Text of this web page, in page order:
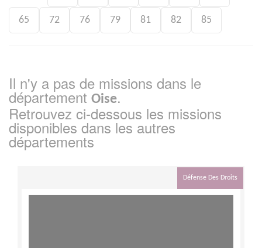
65 72 76 79 81 82 85
Il n'y a pas de missions dans le
département Oise.
Retrouvez ci-dessous les missions
disponibles dans les autres
départements
Défense Des Droits